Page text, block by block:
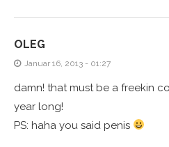
OLEG
Januar 16, 2013 - 01:27
damn! that must be a freekin
year long!
PS: haha you said penis